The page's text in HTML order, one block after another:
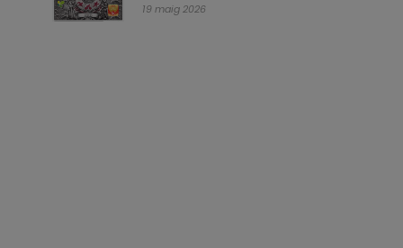
19 maig 2026